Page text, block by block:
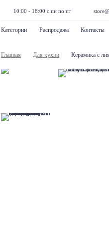
10:00 - 18:00 с пн по пт
Категории Распродажа Контакты
Главная Для кухни Керамика с